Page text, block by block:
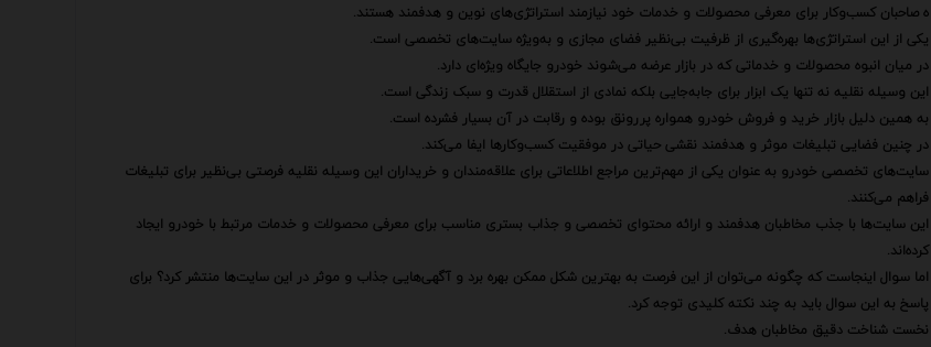
ه صاحبان کسب‌وکار برای معرفی محصولات و خدمات خود نیازمند استراتژی‌های نوین و هدفمند هستند.
یکی از این استراتژی‌ها بهره‌گیری از ظرفیت بی‌نظیر فضای مجازی و به‌ویژه سایت‌های تخصصی است.
در میان انبوه محصولات و خدماتی که در بازار عرضه می‌شوند خودرو جایگاه ویژه‌ای دارد.
این وسیله نقلیه نه تنها یک ابزار برای جابه‌جایی بلکه نمادی از استقلال قدرت و سبک زندگی است.
به همین دلیل بازار خرید و فروش خودرو همواره پررونق بوده و رقابت در آن بسیار فشرده است.
در چنین فضایی تبلیغات موثر و هدفمند نقشی حیاتی در موفقیت کسب‌وکارها ایفا می‌کند.
سایت‌های تخصصی خودرو به عنوان یکی از مهم‌ترین مراجع اطلاعاتی برای علاقه‌مندان و خریداران این وسیله نقلیه فرصتی بی‌نظیر برای تبلیغات
فراهم می‌کنند.
این سایت‌ها با جذب مخاطبان هدفمند و ارائه محتوای تخصصی و جذاب بستری مناسب برای معرفی محصولات و خدمات مرتبط با خودرو ایجاد
کرده‌اند.
اما سوال اینجاست که چگونه می‌توان از این فرصت به بهترین شکل ممکن بهره برد و آگهی‌هایی جذاب و موثر در این سایت‌ها منتشر کرد؟ برای
پاسخ به این سوال باید به چند نکته کلیدی توجه کرد.
نخست شناخت دقیق مخاطبان هدف.